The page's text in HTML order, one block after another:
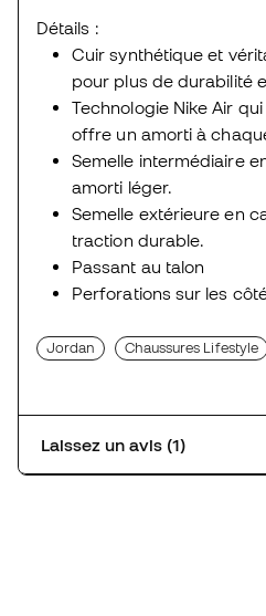
Détails :
Cuir synthétique et
pour plus de durabilité
Technologie Nike Air
offre un amorti à
Semelle intermédiaire
amorti léger.
Semelle extérieure en
traction durable.
Passant au talon
Perforations sur les
Jordan Chaussures Lifestyle
Laissez un avis (1)